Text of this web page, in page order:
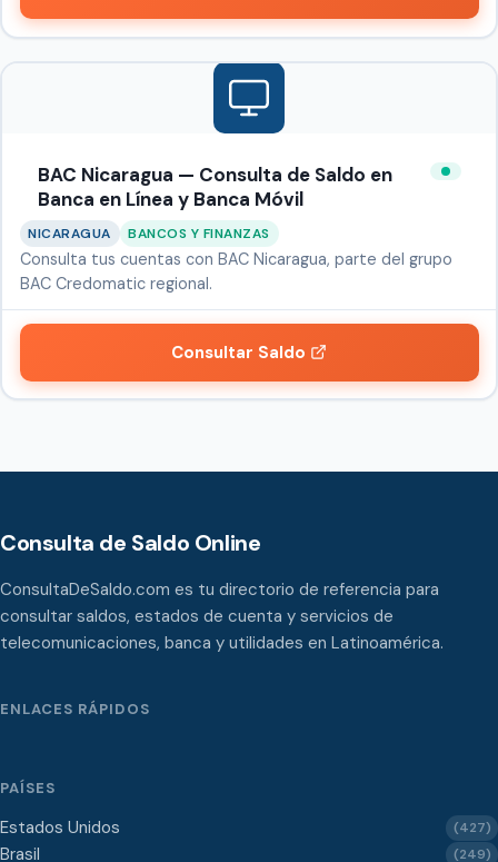
BAC Nicaragua — Consulta de Saldo en
Banca en Línea y Banca Móvil
NICARAGUA BANCOS Y FINANZAS
Consulta tus cuentas con BAC Nicaragua, parte del grupo
BAC Credomatic regional.
Consultar Saldo
Consulta de Saldo Online
ConsultaDeSaldo.com es tu directorio de referencia para
consultar saldos, estados de cuenta y servicios de
telecomunicaciones, banca y utilidades en Latinoamérica.
ENLACES RÁPIDOS
PAÍSES
Estados Unidos (427)
Brasil (249)